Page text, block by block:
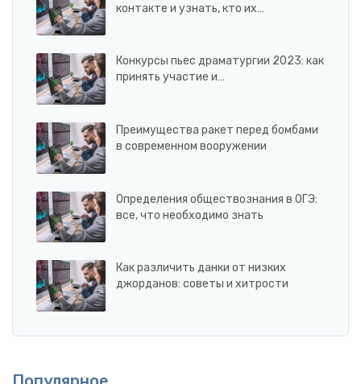
контакте и узнать, кто их…
Конкурсы пьес драматургии 2023: как
принять участие и…
Преимущества ракет перед бомбами
в современном вооружении
Определения обществознания в ОГЭ:
все, что необходимо знать
Как различить данки от низких
джорданов: советы и хитрости